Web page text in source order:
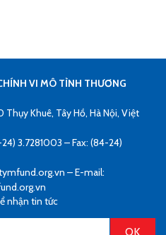
VI MÔ TÌNH THƯƠNG
Thụy Khuê, Tây Hồ, Hà Nội, Việt
3.7281003 – Fax: (84-24)
– E-mail:
nhận tin tức